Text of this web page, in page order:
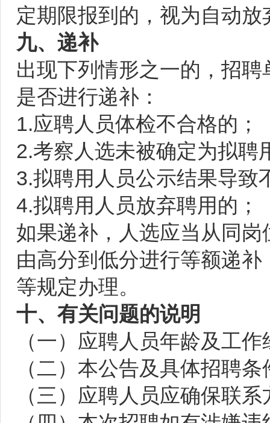
定期限报到的，视为自动放
九、递补
出现下列情形之一的，招
是否进行递补：
1.应聘人员体检不合格的；
2.考察人选未被确定为拟聘
3.拟聘用人员公示结果导致
4.拟聘用人员放弃聘用的；
如果递补，人选应当从同
由高分到低分进行等额递
等规定办理。
十、有关问题的说明
（一）应聘人员年龄及工
（二）本公告及具体招聘
（三）应聘人员应确保联